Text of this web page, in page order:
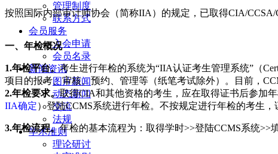
管理制度
联系方式
会员服务
入会申请
会员名录
新闻资讯
图片新闻
动态新闻
交流
法规
学术准则
理论研讨
按照国际内部审计师协会（简称IIA）的规定，已取得CIA/
一、年检概况
1.年检平台。考生进行年检的系统为“IIA认证考生管理系统”（
项目的报考、审核、预约、管理等（纸笔考试除外）。目前，
2.年检要求。取得CIA和其他资格的考生，应在取得证书后参加
IIA确定）登陆CCMS系统进行年检。不按规定进行年检的考生，
3.年检流程。年检的基本流程为：取得学时>>登陆CCMS系统>>